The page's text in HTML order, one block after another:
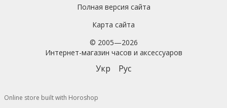
Полная версия сайта
Карта сайта
© 2005—2026
Интернет-магазин часов и аксессуаров
Укр Рус
Online store built with Horoshop